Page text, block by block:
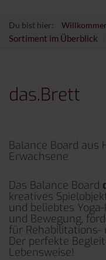
Du bist hier:
Sortiment im Überblick
das.Brett
Balance Board aus
Erwachsene
Das Balance Board
kreatives
und beliebtes
und Bewegung,
für Rehabilitations-
Der perfekte
Lebensweise!